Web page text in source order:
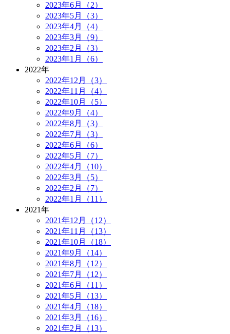
2023年6月（2）
2023年5月（3）
2023年4月（4）
2023年3月（9）
2023年2月（3）
2023年1月（6）
2022年
2022年12月（3）
2022年11月（4）
2022年10月（5）
2022年9月（4）
2022年8月（3）
2022年7月（3）
2022年6月（6）
2022年5月（7）
2022年4月（10）
2022年3月（5）
2022年2月（7）
2022年1月（11）
2021年
2021年12月（12）
2021年11月（13）
2021年10月（18）
2021年9月（14）
2021年8月（12）
2021年7月（12）
2021年6月（11）
2021年5月（13）
2021年4月（18）
2021年3月（16）
2021年2月（13）